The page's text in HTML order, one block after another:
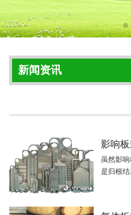
新闻资讯
影响
虽然影
是归根结